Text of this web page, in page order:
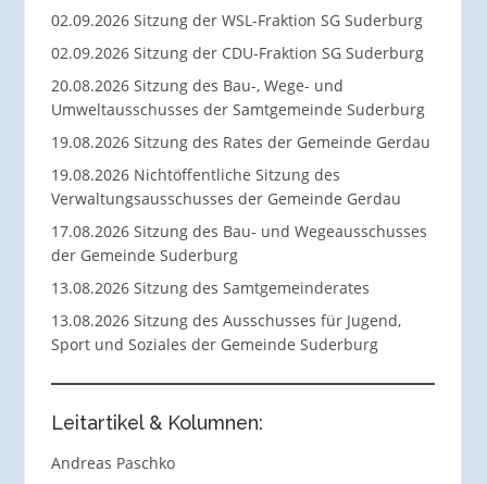
02.09.2026 Sitzung der WSL-Fraktion SG Suderburg
02.09.2026 Sitzung der CDU-Fraktion SG Suderburg
20.08.2026 Sitzung des Bau-, Wege- und
Umweltausschusses der Samtgemeinde Suderburg
19.08.2026 Sitzung des Rates der Gemeinde Gerdau
19.08.2026 Nichtöffentliche Sitzung des
Verwaltungsausschusses der Gemeinde Gerdau
17.08.2026 Sitzung des Bau- und Wegeausschusses
der Gemeinde Suderburg
13.08.2026 Sitzung des Samtgemeinderates
13.08.2026 Sitzung des Ausschusses für Jugend,
Sport und Soziales der Gemeinde Suderburg
Leitartikel & Kolumnen:
Andreas Paschko